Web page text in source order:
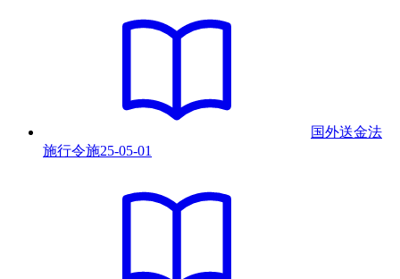
国外送金法
施行令施25-05-01